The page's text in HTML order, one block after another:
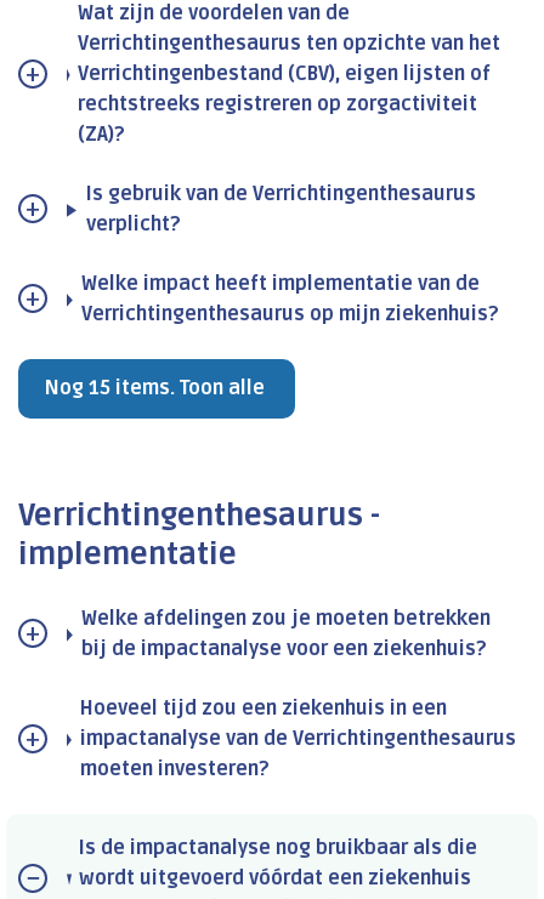
Wat zijn de voordelen van de
Verrichtingenthesaurus ten opzichte van het
Verrichtingenbestand (CBV), eigen lijsten of
rechtstreeks registreren op zorgactiviteit
(ZA)?
Is gebruik van de Verrichtingenthesaurus
verplicht?
Welke impact heeft implementatie van de
Verrichtingenthesaurus op mijn ziekenhuis?
Nog 15 items. Toon alle
Verrichtingenthesaurus -
implementatie
Welke afdelingen zou je moeten betrekken
bij de impactanalyse voor een ziekenhuis?
Hoeveel tijd zou een ziekenhuis in een
impactanalyse van de Verrichtingenthesaurus
moeten investeren?
Is de impactanalyse nog bruikbaar als die
wordt uitgevoerd vóórdat een ziekenhuis